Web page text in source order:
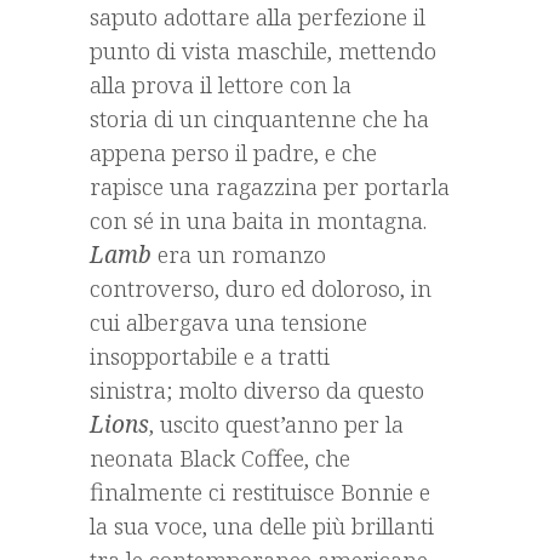
saputo adottare alla perfezione il
punto di vista maschile, mettendo
alla prova il lettore con la
storia di un cinquantenne che ha
appena perso il padre, e che
rapisce una ragazzina per portarla
con sé in una baita in montagna.
Lamb era un romanzo
controverso, duro ed doloroso, in
cui albergava una tensione
insopportabile e a tratti
sinistra; molto diverso da questo
Lions, uscito quest’anno per la
neonata Black Coffee, che
finalmente ci restituisce Bonnie e
la sua voce, una delle più brillanti